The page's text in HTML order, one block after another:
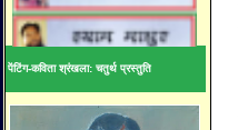
पेंटिंग-कविता श्रंखला: चतुर्थ प्रस्तुति